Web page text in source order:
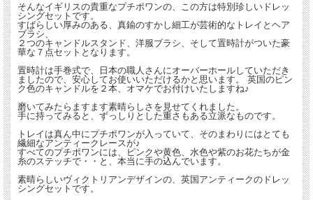
そんなイギリスの貴重なプチポワンの、この方は特別珍しいドレッ
シングセットです。
すばらしい厚みのある、真鍮のすかし細工が芸術的なトレイとヘア
ブラシ、
２つのキャンドルスタンド、洋服ブラシ、そして置時計がついた豪
華な７点セットとなります。
置時計は手巻式で、日本の職人さんにオーバーホールしていただき
ましたので、安心してお使いいただけるかと思います。 英国のピン
ク色のキャンドルを２本、オマケでお付けいたしますね♪
磨いてみたらますます素晴らしさを見せてくれました。
手に持ってみると、ずっしりとした重さもある立派なものです。
トレイは真ん中にプチポワンが入っていて、そのまわりにはとても
繊細なアンティークレースが♪
すべてのプチポワンには、ピンクや黄色、水色や紫のお花たちが金
糸のステッチで・・と、本当に手の込んでいます。
素晴らしいヴィクトリアンデザインの、英国アンティークのドレッ
シングセットです。